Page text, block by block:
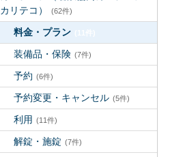
カリテコ）
(62件)
料金・プラン
装備品・保険 (7件)
予約 (6件)
予約変更・キャンセル (5件)
利用 (11件)
解錠・施錠 (7件)